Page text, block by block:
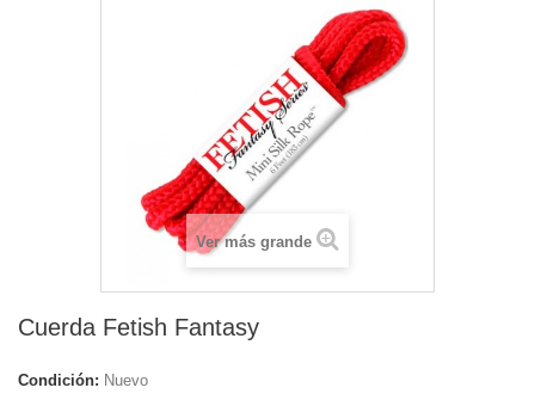
Ver más grande
Cuerda Fetish Fantasy
Condición: Nuevo